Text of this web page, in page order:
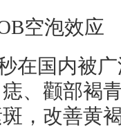
空泡效应
在国内被
、颧部褐
，改善黄